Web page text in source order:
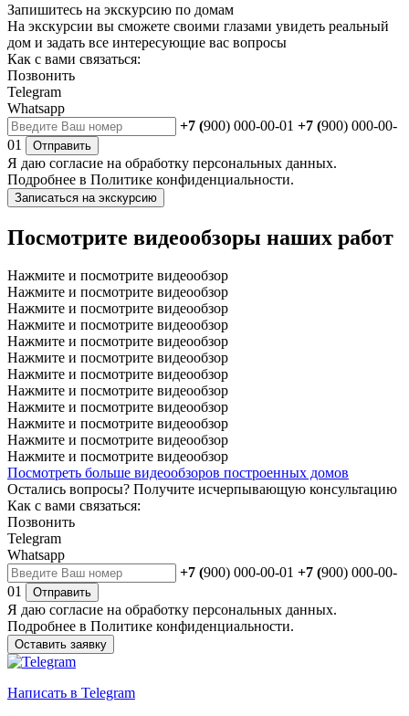
Запишитесь на экскурсию по домам
На экскурсии вы сможете своими глазами увидеть реальный
дом и задать все интересующие вас вопросы
Как с вами связаться:
Позвонить
Telegram
Whatsapp
+7 (900) 000-00-01 +7 (900) 000-00-
01
Отправить
Я даю согласие на обработку персональных данных.
Подробнее в Политике конфиденциальности.
Записаться на экскурсию
Посмотрите видеообзоры наших работ
Нажмите и посмотрите видеообзор
Нажмите и посмотрите видеообзор
Нажмите и посмотрите видеообзор
Нажмите и посмотрите видеообзор
Нажмите и посмотрите видеообзор
Нажмите и посмотрите видеообзор
Нажмите и посмотрите видеообзор
Нажмите и посмотрите видеообзор
Нажмите и посмотрите видеообзор
Нажмите и посмотрите видеообзор
Нажмите и посмотрите видеообзор
Нажмите и посмотрите видеообзор
Посмотреть больше видеообзоров построенных домов
Остались вопросы? Получите исчерпывающую консультацию
Как с вами связаться:
Позвонить
Telegram
Whatsapp
+7 (900) 000-00-01 +7 (900) 000-00-
01
Отправить
Я даю согласие на обработку персональных данных.
Подробнее в Политике конфиденциальности.
Оставить заявку
Написать в Telegram